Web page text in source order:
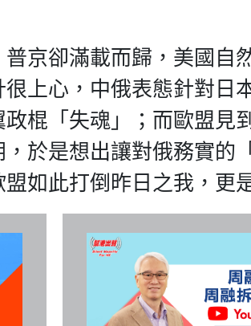
京卻滿載而歸，美國自
上心，中俄表態針對日
棍「失魂」；而歐盟見
於是想出讓對俄務實的
如此打倒昨日之我，更